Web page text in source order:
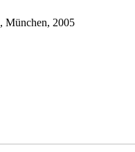
, München, 2005